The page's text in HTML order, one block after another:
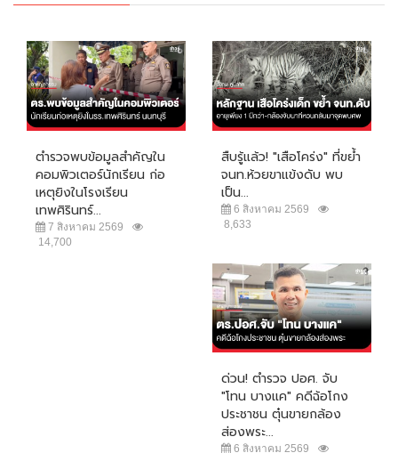
ตำรวจพบข้อมูลสำคัญใน
คอมพิวเตอร์นักเรียน ก่อ
เหตุยิงในโรงเรียน
เทพศิรินทร์...
7 สิงหาคม 2569
14,700
สืบรู้แล้ว! "เสือโคร่ง" ที่ขย้ำ
จนท.ห้วยขาแข้งดับ พบ
เป็น...
6 สิงหาคม 2569
8,633
ด่วน! ตำรวจ ปอศ. จับ
"โทน บางแค" คดีฉ้อโกง
ประชาชน ตุ๋นขายกล้อง
ส่องพระ...
6 สิงหาคม 2569